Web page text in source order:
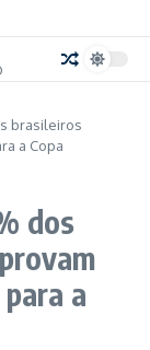
brasileiros
a Copa
dos
a